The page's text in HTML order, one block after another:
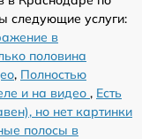
следующие услуги:
в
половина
, Полностью
и на видео , Есть
но нет картинки
полосы в